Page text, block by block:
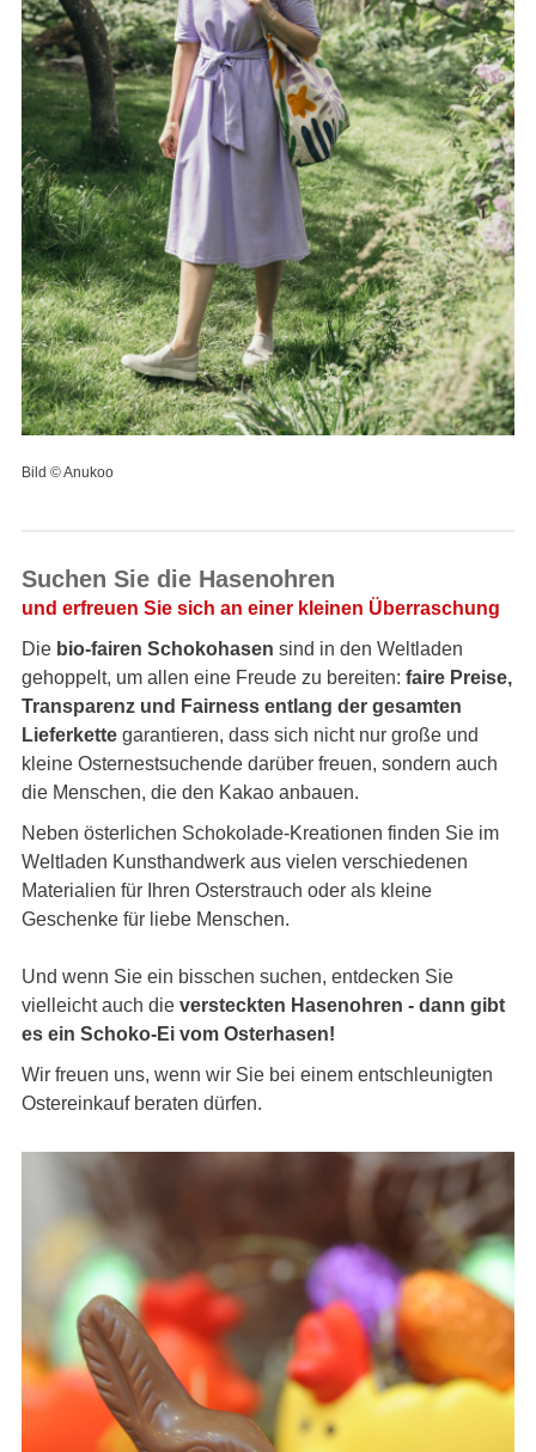
Bild © Anukoo
Suchen Sie die Hasenohren
und erfreuen Sie sich an einer kleinen Überraschung
Die bio-fairen Schokohasen sind in den Weltladen
gehoppelt, um allen eine Freude zu bereiten: faire Preise,
Transparenz und Fairness entlang der gesamten
Lieferkette garantieren, dass sich nicht nur große und
kleine Osternestsuchende darüber freuen, sondern auch
die Menschen, die den Kakao anbauen.
Neben österlichen Schokolade-Kreationen finden Sie im
Weltladen Kunsthandwerk aus vielen verschiedenen
Materialien für Ihren Osterstrauch oder als kleine
Geschenke für liebe Menschen.
Und wenn Sie ein bisschen suchen, entdecken Sie
vielleicht auch die versteckten Hasenohren - dann gibt
es ein Schoko-Ei vom Osterhasen!
Wir freuen uns, wenn wir Sie bei einem entschleunigten
Ostereinkauf beraten dürfen.